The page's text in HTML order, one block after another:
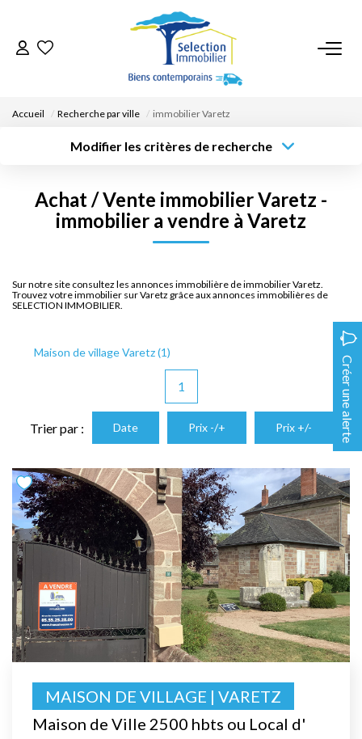
ACCUEIL
DÉPOSEZ VOTRE RECHERCHE
Accueil Recherche par ville immobilier Varetz
Modifier les critères de recherche
Sélectionnez...
Type de bien
Surface min
Budget max
Achat / Vente immobilier Varetz -
immobilier a vendre à Varetz
Sur notre site consultez les annonces immobilière de immobilier Varetz.
Trouvez votre immobilier sur Varetz grâce aux annonces immobilières de
SELECTION IMMOBILIER.
Maison de village Varetz (1)
Créer une alerte
1
Trier par : Date Prix -/+ Prix +/-
Maison de Ville 2500 hbts ou Local d'
MAISON DE VILLAGE | VARETZ